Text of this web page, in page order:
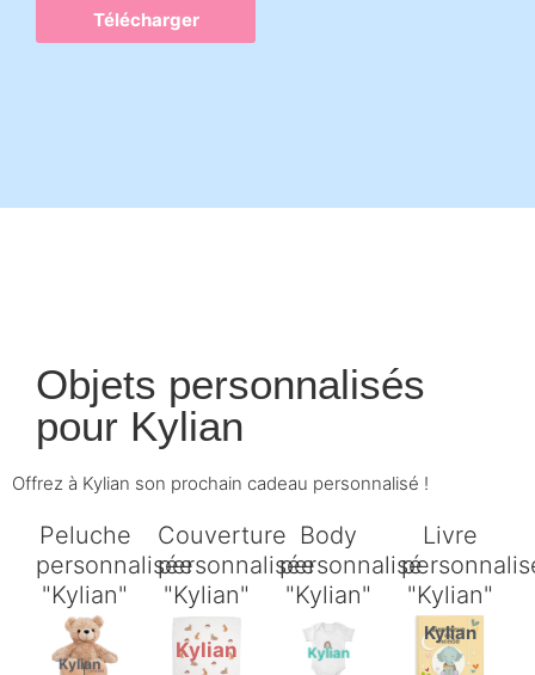
Télécharger
Objets personnalisés
pour Kylian
Offrez à Kylian son prochain cadeau personnalisé !
Peluche
personnalisée
"Kylian"
Kylian
Couverture
personnalisée
"Kylian"
Kylian
Body
personnalisé
"Kylian"
Kylian
Livre
"Kylian"
Kylian